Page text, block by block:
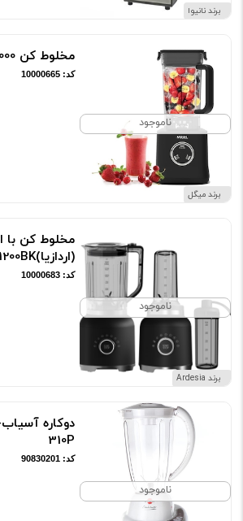
برند نانیوا
ناموجود
برند میگل
مخلوط کن GBL 2000 میگل
کد: 10000665
ناموجود
برند Ardesia
مخلوط کن با
(اردازيا)P1200BK
کد: 10000683
ناموجود
دوکاره
310P
کد: 90830201